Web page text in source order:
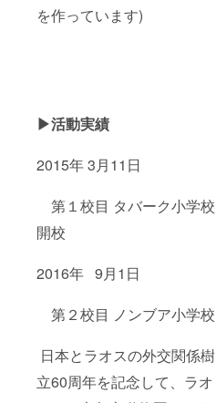
を作っています)
▶活動実績
2015年 3月11日
第１校目 タバーク小学校
開校
2016年 9月1日
第２校目 ノンブア小学校
日本とラオスの外交関係樹
立60周年を記念して、ラオ